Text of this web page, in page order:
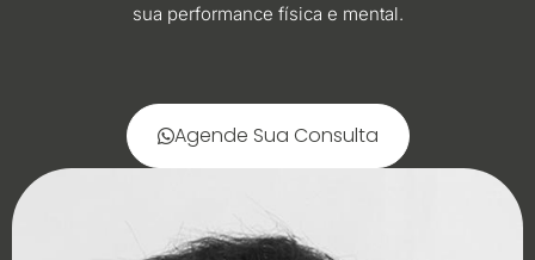
sua performance física e mental.
Agende Sua Consulta